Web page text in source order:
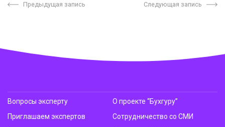
Предыдущая запись Следующая запись
Вопросы эксперту
Приглашаем экспертов
О проекте “Бухгуру”
Сотрудничество со СМИ